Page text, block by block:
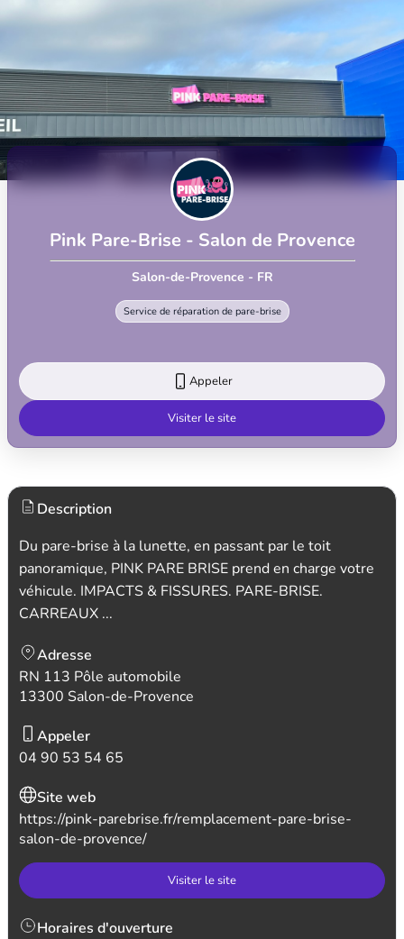
Pink Pare-Brise - Salon de Provence
Salon-de-Provence - FR
Service de réparation de pare-brise
Appeler
Visiter le site
Description
Du pare-brise à la lunette, en passant par le toit
panoramique, PINK PARE BRISE prend en charge votre
véhicule. IMPACTS & FISSURES. PARE-BRISE.
CARREAUX ...
Adresse
RN 113 Pôle automobile
13300 Salon-de-Provence
Appeler
04 90 53 54 65
Site web
https://pink-parebrise.fr/remplacement-pare-brise-
salon-de-provence/
Visiter le site
Horaires d'ouverture